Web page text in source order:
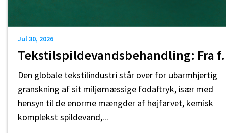
Jul 30, 2026
Den globale tekstilindustri står over for ubarmhjertig
granskning af sit miljømæssige fodaftryk, især med
hensyn til de enorme mængder af højfarvet, kemisk
komplekst spildevand,...